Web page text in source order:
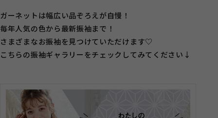
ガーネットは幅広い品ぞろえが自慢！
毎年人気の色から最新振袖まで！
さまざまなお振袖を見つけていただけます♡
こちらの振袖ギャラリーをチェックしてみてください↓